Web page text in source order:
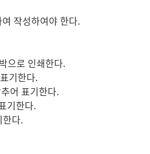
작성하여야 한다.
으로 인쇄한다.
기한다.
어 표기한다.
기한다.
다.